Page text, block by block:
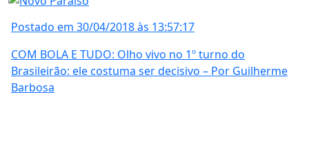
Postado em 30/04/2018 às 13:57:17
COM BOLA E TUDO: Olho vivo no 1º turno do
Brasileirão: ele costuma ser decisivo – Por Guilherme
Barbosa